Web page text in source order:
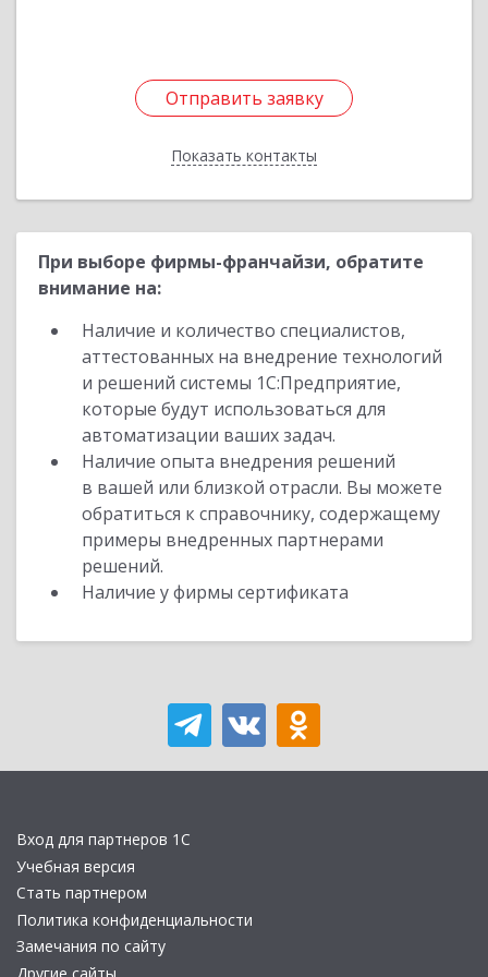
Отправить заявку
Показать контакты
Отправить заявку
Назад
При выборе фирмы-франчайзи, обратите
внимание на:
Наличие и количество специалистов,
аттестованных на внедрение технологий
и решений системы 1С:Предприятие,
которые будут использоваться для
автоматизации ваших задач.
Наличие опыта внедрения решений
в вашей или близкой отрасли. Вы можете
обратиться к справочнику, содержащему
примеры внедренных партнерами
решений.
Наличие у фирмы сертификата
Вход для партнеров 1С
Учебная версия
Стать партнером
Политика конфиденциальности
Замечания по сайту